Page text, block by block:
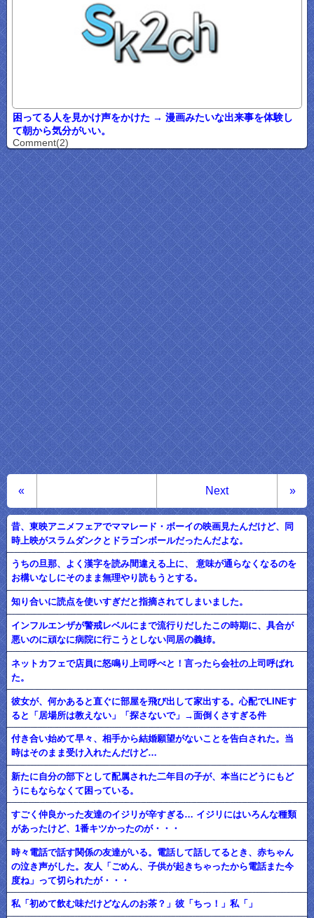
困ってる人を見かけ声をかけた → 漫画みたいな出来事を体験し
て朝から気分がいい。
Comment(2)
« »
Next
昔、東映アニメフェアでママレード・ボーイの映画見たんだけど、同
時上映がスラムダンクとドラゴンボールだったんだよな。
うちの旦那、よく漢字を読み間違える上に、 意味が通らなくなるのを
お構いなしにそのまま無理やり読もうとする。
知り合いに読点を使いすぎだと指摘されてしまいました。
インフルエンザが警戒レベルにまで流行りだしたこの時期に、具合が
悪いのに頑なに病院に行こうとしない同居の義姉。
ネットカフェで店員に怒鳴り上司呼べと！言ったら会社の上司呼ばれ
た。
彼女が、何かあると直ぐに部屋を飛び出して家出する。心配でLINEす
ると「居場所は教えない」「探さないで」→面倒くさすぎる件
付き合い始めて早々、相手から結婚願望がないことを告白された。当
時はそのまま受け入れたんだけど…
新たに自分の部下として配属された二年目の子が、本当にどうにもど
うにもならなくて困っている。
すごく仲良かった友達のイジリが辛すぎる… イジリにはいろんな種類
があったけど、1番キツかったのが・・・
時々電話で話す関係の友達がいる。電話して話してるとき、赤ちゃん
の泣き声がした。友人「ごめん、子供が起きちゃったから電話また今
度ね」って切られたが・・・
私「初めて飲む味だけどなんのお茶？」彼「ちっ！」私「」